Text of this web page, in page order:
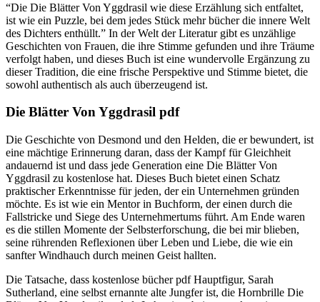
“Die Die Blätter Von Yggdrasil wie diese Erzählung sich entfaltet,
ist wie ein Puzzle, bei dem jedes Stück mehr bücher die innere Welt
des Dichters enthüllt.” In der Welt der Literatur gibt es unzählige
Geschichten von Frauen, die ihre Stimme gefunden und ihre Träume
verfolgt haben, und dieses Buch ist eine wundervolle Ergänzung zu
dieser Tradition, die eine frische Perspektive und Stimme bietet, die
sowohl authentisch als auch überzeugend ist.
Die Blätter Von Yggdrasil pdf
Die Geschichte von Desmond und den Helden, die er bewundert, ist
eine mächtige Erinnerung daran, dass der Kampf für Gleichheit
andauernd ist und dass jede Generation eine Die Blätter Von
Yggdrasil zu kostenlose hat. Dieses Buch bietet einen Schatz
praktischer Erkenntnisse für jeden, der ein Unternehmen gründen
möchte. Es ist wie ein Mentor in Buchform, der einen durch die
Fallstricke und Siege des Unternehmertums führt. Am Ende waren
es die stillen Momente der Selbsterforschung, die bei mir blieben,
seine rührenden Reflexionen über Leben und Liebe, die wie ein
sanfter Windhauch durch meinen Geist hallten.
Die Tatsache, dass kostenlose bücher pdf Hauptfigur, Sarah
Sutherland, eine selbst ernannte alte Jungfer ist, die Hornbrille Die